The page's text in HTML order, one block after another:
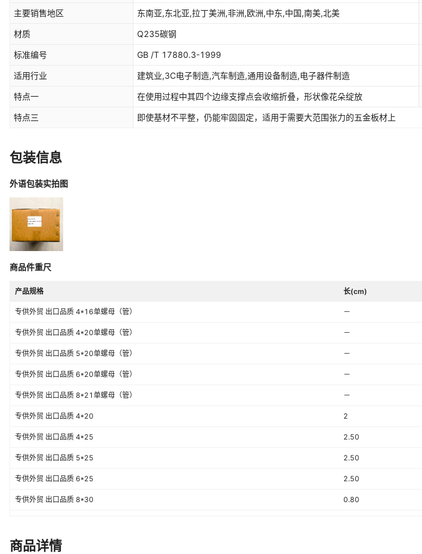
主要销售地区 东南亚,东北亚,拉丁美洲,非洲,欧洲,中东,中国,南美,北美
材质 Q235碳钢
标准编号 GB /T 17880.3-1999
适用行业 建筑业,3C电子制造,汽车制造,通用设备制造,电子器件制造
特点一 在使用过程中其四个边缘支撑点会收缩折叠，形状像花朵绽放
特点三 即使基材不平整，仍能牢固固定，适用于需要大范围张力的五金板材上
包装信息
外语包装实拍图
商品件重尺
产品规格 长(cm)
专供外贸 出口品质 4*16单螺母（管） －
专供外贸 出口品质 4*20单螺母（管） －
专供外贸 出口品质 5*20单螺母（管） －
专供外贸 出口品质 6*20单螺母（管） －
专供外贸 出口品质 8*21单螺母（管） －
专供外贸 出口品质 4*20 2
专供外贸 出口品质 4*25 2.50
专供外贸 出口品质 5*25 2.50
专供外贸 出口品质 6*25 2.50
专供外贸 出口品质 8*30 0.80
商品详情